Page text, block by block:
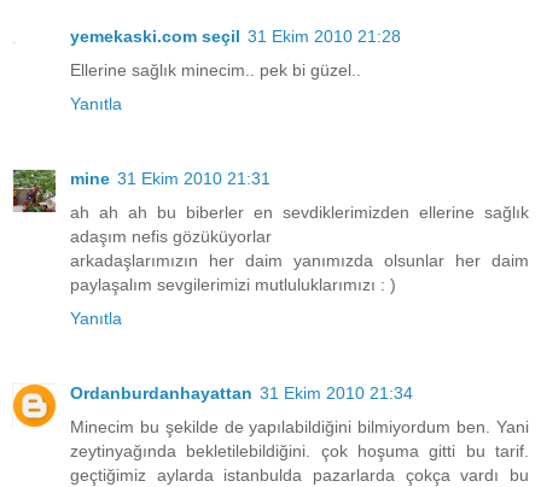
yemekaski.com seçil 31 Ekim 2010 21:28
Ellerine sağlık minecim.. pek bi güzel..
Yanıtla
mine 31 Ekim 2010 21:31
ah ah ah bu biberler en sevdiklerimizden ellerine sağlık
adaşım nefis gözüküyorlar
arkadaşlarımızın her daim yanımızda olsunlar her daim
paylaşalım sevgilerimizi mutluluklarımızı : )
Yanıtla
Ordanburdanhayattan 31 Ekim 2010 21:34
Minecim bu şekilde de yapılabildiğini bilmiyordum ben. Yani
zeytinyağında bekletilebildiğini. çok hoşuma gitti bu tarif.
geçtiğimiz aylarda istanbulda pazarlarda çokça vardı bu